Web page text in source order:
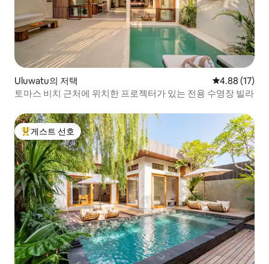
Uluwatu의 저택 평점 4.88점
4.88 (17)
토마스 비치 근처에 위치한 프로젝터가 있는 전용 수영장 빌라
상위 게스트 선호
게스트 선호